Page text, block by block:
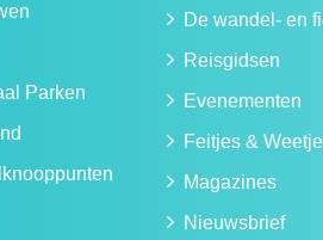
Parken
De wandel- en
Reisgidsen
Evenementen
Feitjes &
Magazines
Nieuwsbrief